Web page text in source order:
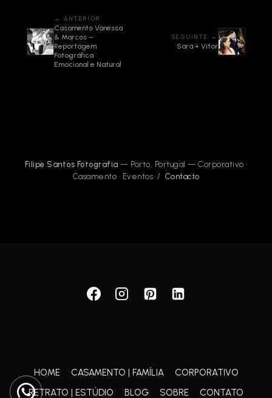
← ANTERIOR
Casamento Vanessa
& Marcos –
Reportagem
Fotográfica
Emocional e Natural
SEGUINTE →
Sara + Vitor
Filipe Santos Fotografia — Porto, Portugal — Corporativo ·
Casamento · Eventos / Contacto
HOME CASAMENTO | FAMÍLIA
CORPORATIVO
RETRATO | ESTÚDIO
BLOG SOBRE CONTATO